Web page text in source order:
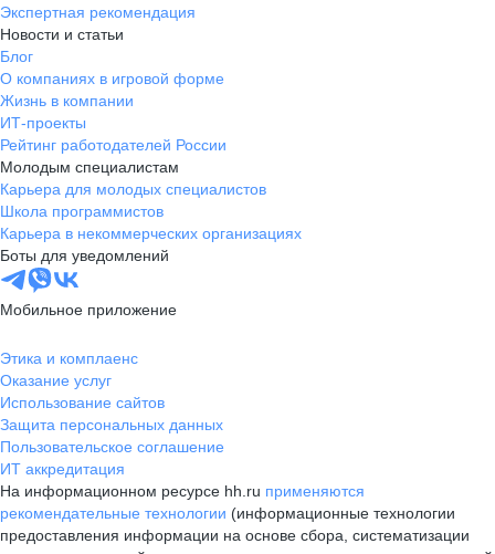
Экспертная рекомендация
Новости и статьи
Блог
О компаниях в игровой форме
Жизнь в компании
ИТ-проекты
Рейтинг работодателей России
Молодым специалистам
Карьера для молодых специалистов
Школа программистов
Карьера в некоммерческих организациях
Боты для уведомлений
Мобильное приложение
Этика и комплаенс
Оказание услуг
Использование сайтов
Защита персональных данных
Пользовательское соглашение
ИТ аккредитация
На информационном ресурсе hh.ru применяются
рекомендательные технологии (информационные технологии
предоставления информации на основе сбора, систематизации